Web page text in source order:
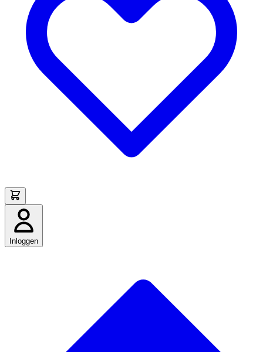
Inloggen